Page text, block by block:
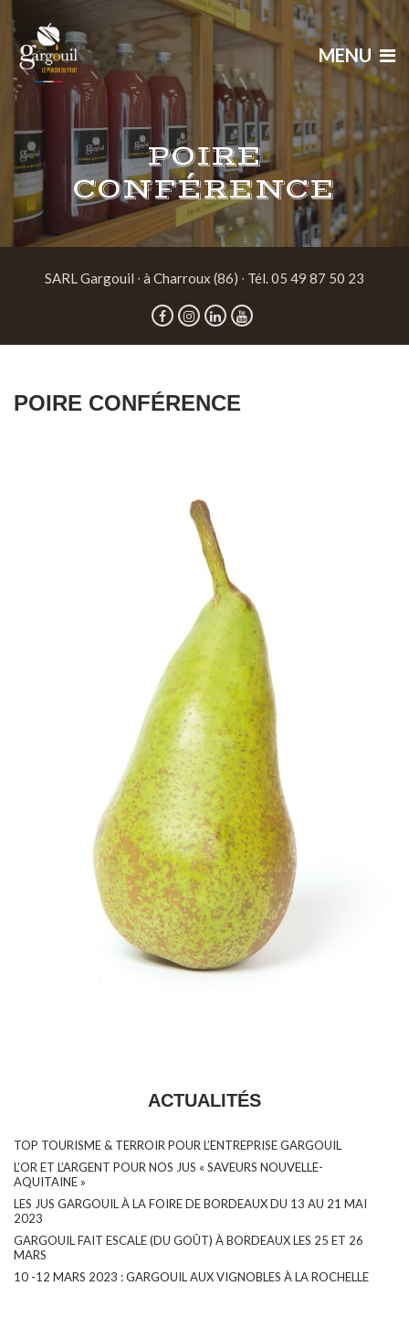
MENU
POIRE
CONFÉRENCE
SARL Gargouil ∙ à Charroux (86) ∙ Tél. 05 49 87 50 23
POIRE CONFÉRENCE
ACTUALITÉS
TOP TOURISME & TERROIR POUR L’ENTREPRISE GARGOUIL
L’OR ET L’ARGENT POUR NOS JUS « SAVEURS NOUVELLE-
AQUITAINE »
LES JUS GARGOUIL À LA FOIRE DE BORDEAUX DU 13 AU 21 MAI
2023
GARGOUIL FAIT ESCALE (DU GOÛT) À BORDEAUX LES 25 ET 26
MARS
10 -12 MARS 2023 : GARGOUIL AUX VIGNOBLES À LA ROCHELLE